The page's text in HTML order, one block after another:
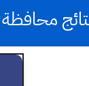
محافظة